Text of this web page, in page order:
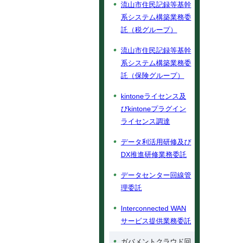
流山市住民記録等基幹
系システム構築業務委
託（税グループ）
流山市住民記録等基幹
系システム構築業務委
託（保険グループ）
kintoneライセンス及
びkintoneプラグイン
ライセンス調達
データ利活用研修及び
DX推進研修業務委託
データセンター回線管
理委託
Interconnected WAN
サービス提供業務委託